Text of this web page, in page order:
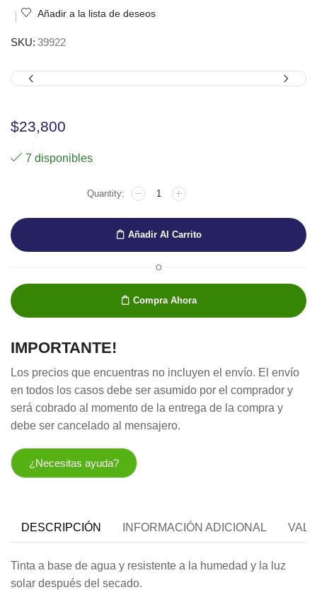
Añadir a la lista de deseos
SKU: 39922
$23,800
7 disponibles
Añadir Al Carrito
O
Compra Ahora
IMPORTANTE!
Los precios que encuentras no incluyen el envío. El envío
en todos los casos debe ser asumido por el comprador y
será cobrado al momento de la entrega de la compra y
debe ser cancelado al mensajero.
¿Necesitas ayuda?
DESCRIPCIÓN INFORMACIÓN ADICIONAL
Tinta a base de agua y resistente a la humedad y la luz
solar después del secado.